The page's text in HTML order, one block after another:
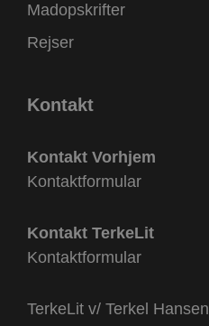
Madopskrifter
Rejser
Kontakt
Kontakt Vorhjem
Kontaktformular
Kontakt TerkeLit
Kontaktformular
TerkeLit v/ Terkel Hansen